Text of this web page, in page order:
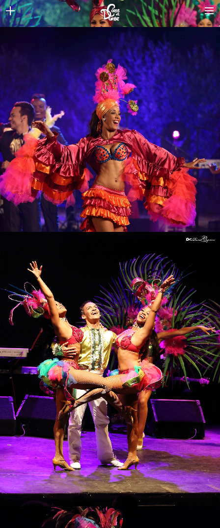
SPECTACLES
DATES
ARTISTES
A PROPOS
ACTUALITÉS
CONTACT
LANGUE
TROPICALIA